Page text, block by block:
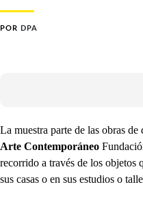
POR DPA
La muestra parte de las obras
Arte Contemporáneo
recorrido a través de los objetos
sus casas o en sus estudios o